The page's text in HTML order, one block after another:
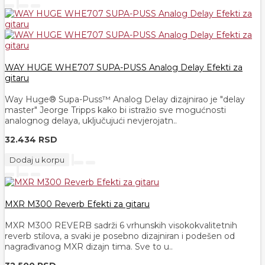
WAY HUGE WHE707 SUPA-PUSS Analog Delay Efekti za
gitaru
Way Huge® Supa-Puss™ Analog Delay dizajnirao je "delay
master" Jeorge Tripps kako bi istražio sve mogućnosti
analognog delaya, uključujući nevjerojatn..
32.434 RSD
Dodaj u korpu
MXR M300 Reverb Efekti za gitaru
MXR M300 REVERB sadrži 6 vrhunskih visokokvalitetnih
reverb stilova, a svaki je posebno dizajniran i podešen od
nagrađivanog MXR dizajn tima. Sve to u..